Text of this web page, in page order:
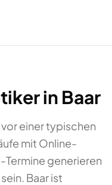
in Baar
einer typischen
mit Online-
generieren
Baar ist